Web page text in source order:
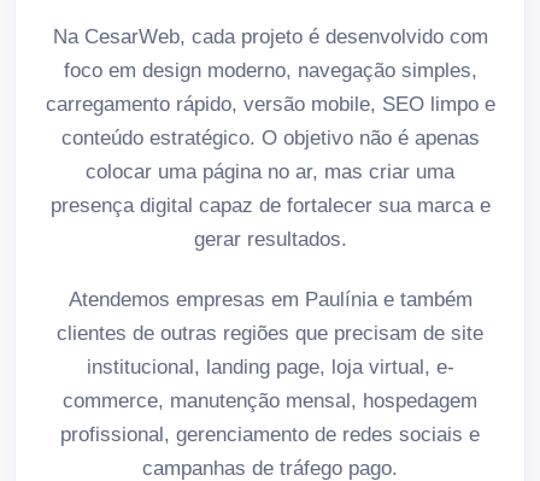
Na CesarWeb, cada projeto é desenvolvido com
foco em design moderno, navegação simples,
carregamento rápido, versão mobile, SEO limpo e
conteúdo estratégico. O objetivo não é apenas
colocar uma página no ar, mas criar uma
presença digital capaz de fortalecer sua marca e
gerar resultados.
Atendemos empresas em Paulínia e também
clientes de outras regiões que precisam de site
institucional, landing page, loja virtual, e-
commerce, manutenção mensal, hospedagem
profissional, gerenciamento de redes sociais e
campanhas de tráfego pago.